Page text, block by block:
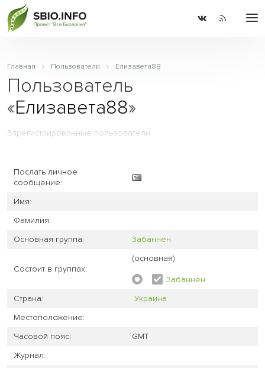
Главная Пользователи Елизавета88
Пользователь
«Елизавета88»
Зарегистрированные пользователи
Послать личное
сообщение:
Имя:
Фамилия:
Основная группа:
Забаннен
Состоит в группах:
(основная)
Забаннен
Страна:
Украина
Местоположение:
Часовой пояс:
GMT
Журнал: